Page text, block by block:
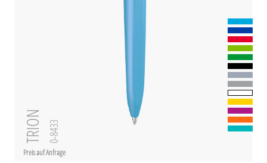
Preis auf Anfrage
TRION 0-8433